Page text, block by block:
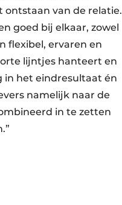
ontstaan van de relatie.
goed bij elkaar, zowel
flexibel, ervaren en
lijntjes hanteert en
in het eindresultaat én
namelijk naar de
in te zetten